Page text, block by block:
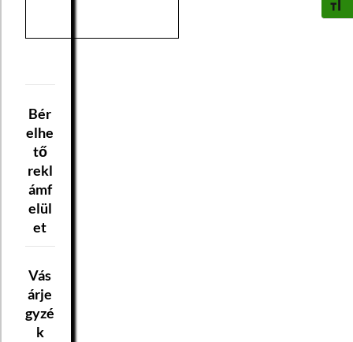
Bér
elhe
tő
rekl
ámf
elül
et
Vás
árje
gyzé
k